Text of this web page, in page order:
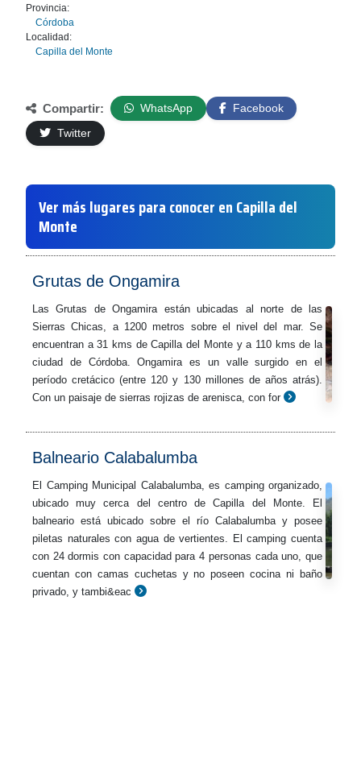
Provincia:
Córdoba
Localidad:
Capilla del Monte
Compartir: WhatsApp
Facebook
Twitter
Ver más lugares para conocer en Capilla del
Monte
Grutas de Ongamira
Las Grutas de Ongamira están ubicadas al norte de las
Sierras Chicas, a 1200 metros sobre el nivel del mar. Se
encuentran a 31 kms de Capilla del Monte y a 110 kms de la
ciudad de Córdoba. Ongamira es un valle surgido en el
período cretácico (entre 120 y 130 millones de años atrás).
Con un paisaje de sierras rojizas de arenisca, con for
Balneario Calabalumba
El Camping Municipal Calabalumba, es camping organizado,
ubicado muy cerca del centro de Capilla del Monte. El
balneario está ubicado sobre el río Calabalumba y posee
piletas naturales con agua de vertientes. El camping cuenta
con 24 dormis con capacidad para 4 personas cada uno, que
cuentan con camas cuchetas y no poseen cocina ni baño
privado, y tambi&eac